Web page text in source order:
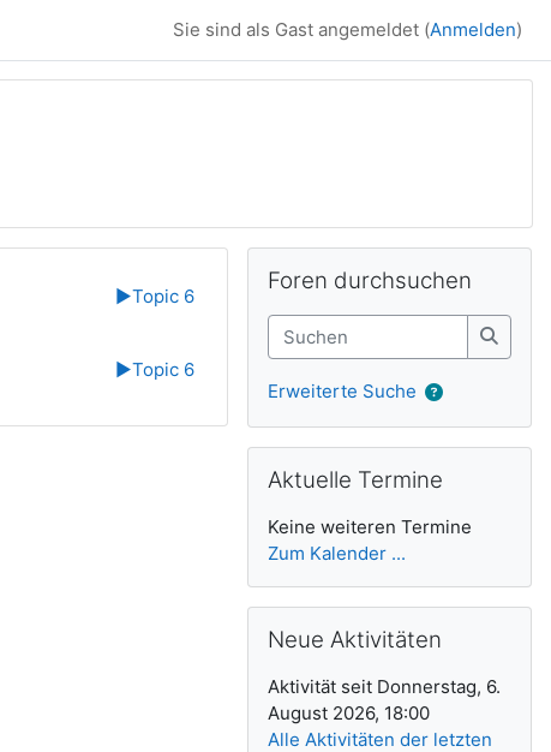
Sie sind als Gast angemeldet (Anmelden)
▶︎Topic 6
▶︎Topic 6
Foren durchsuchen
Suchen
Erweiterte Suche
Aktuelle Termine
Keine weiteren Termine
Zum Kalender ...
Neue Aktivitäten
Aktivität seit Donnerstag, 6.
August 2026, 18:00
Alle Aktivitäten der letzten